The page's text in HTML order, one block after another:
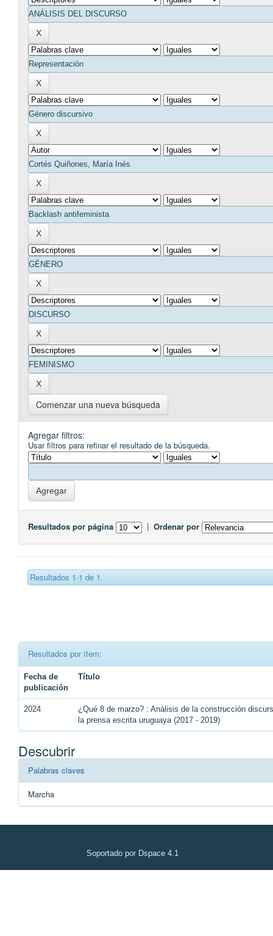
Comenzar una nueva búsqueda
Agregar filtros:
Usar filtros para refinar el resultado de la búsqueda.
Resultados por página | Ordenar por
Resultados 1-1 de 1.
Resultados por ítem:
Fecha de
publicación
Título
2024
¿Qué 8 de marzo? : Análisis de la construcción
la prensa escrita uruguaya (2017 - 2019)
Descubrir
Palabras claves
Marcha
Soportado por Dspace 4.1